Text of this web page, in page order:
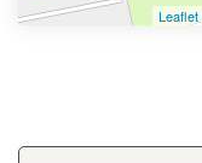
Leaflet